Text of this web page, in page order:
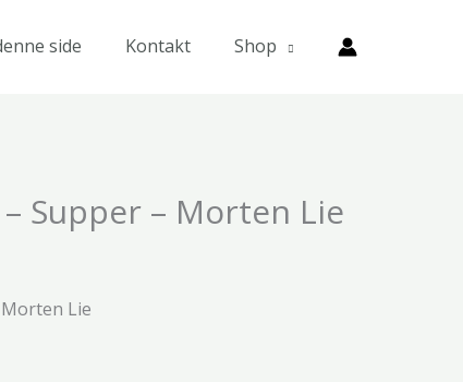
side Kontakt Shop
Supper – Morten Lie
Lie